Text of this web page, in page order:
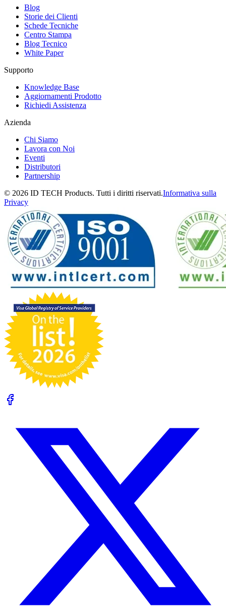
Blog
Storie dei Clienti
Schede Tecniche
Centro Stampa
Blog Tecnico
White Paper
Supporto
Knowledge Base
Aggiornamenti Prodotto
Richiedi Assistenza
Azienda
Chi Siamo
Lavora con Noi
Eventi
Distributori
Partnership
© 2026 ID TECH Products. Tutti i diritti riservati.Informativa sulla
Privacy